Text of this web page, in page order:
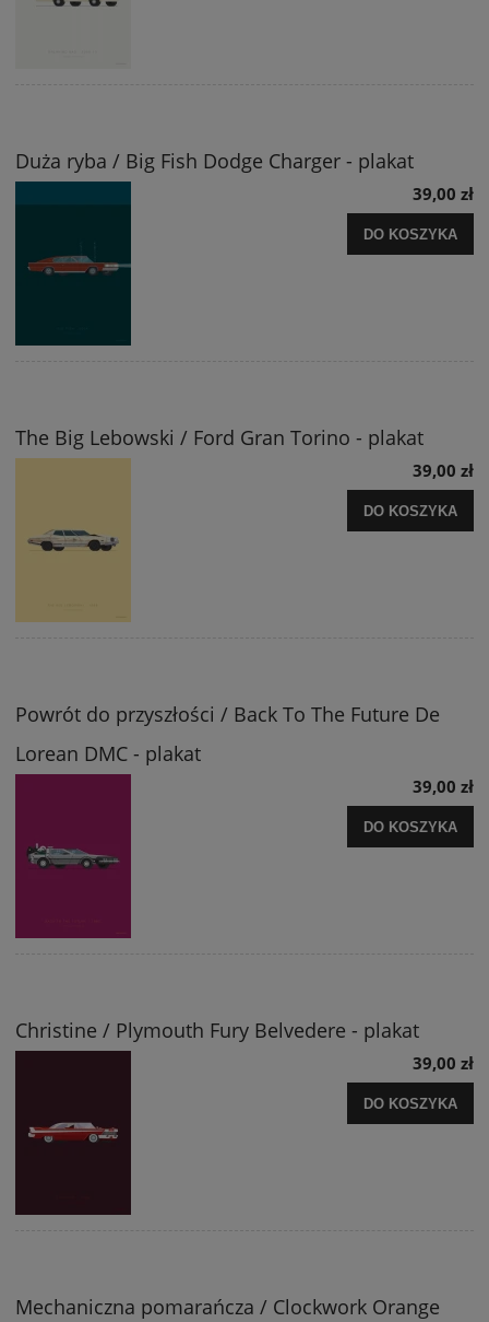
Duża ryba / Big Fish Dodge Charger - plakat
39,00 zł
DO KOSZYKA
The Big Lebowski / Ford Gran Torino - plakat
39,00 zł
DO KOSZYKA
Powrót do przyszłości / Back To The Future De
Lorean DMC - plakat
39,00 zł
DO KOSZYKA
Christine / Plymouth Fury Belvedere - plakat
39,00 zł
DO KOSZYKA
Mechaniczna pomarańcza / Clockwork Orange